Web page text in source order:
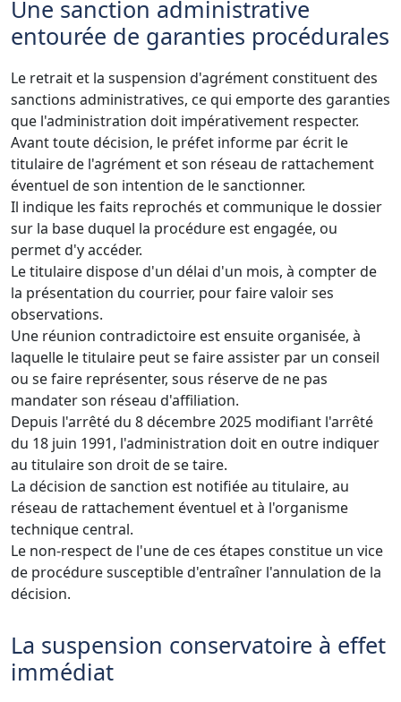
Une sanction administrative
entourée de garanties procédurales
Le retrait et la suspension d'agrément constituent des
sanctions administratives, ce qui emporte des garanties
que l'administration doit impérativement respecter.
Avant toute décision, le préfet informe par écrit le
titulaire de l'agrément et son réseau de rattachement
éventuel de son intention de le sanctionner.
Il indique les faits reprochés et communique le dossier
sur la base duquel la procédure est engagée, ou
permet d'y accéder.
Le titulaire dispose d'un délai d'un mois, à compter de
la présentation du courrier, pour faire valoir ses
observations.
Une réunion contradictoire est ensuite organisée, à
laquelle le titulaire peut se faire assister par un conseil
ou se faire représenter, sous réserve de ne pas
mandater son réseau d'affiliation.
Depuis l'arrêté du 8 décembre 2025 modifiant l'arrêté
du 18 juin 1991, l'administration doit en outre indiquer
au titulaire son droit de se taire.
La décision de sanction est notifiée au titulaire, au
réseau de rattachement éventuel et à l'organisme
technique central.
Le non-respect de l'une de ces étapes constitue un vice
de procédure susceptible d'entraîner l'annulation de la
décision.
La suspension conservatoire à effet
immédiat